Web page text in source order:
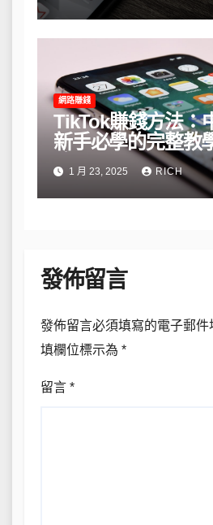
網路賺錢
TikTok賺錢方法：
新手必學的完整教
略1 月 23, 2025 RICH
發佈留言
發佈留言必須填寫的電子郵件
填欄位標示為 *
留言 *